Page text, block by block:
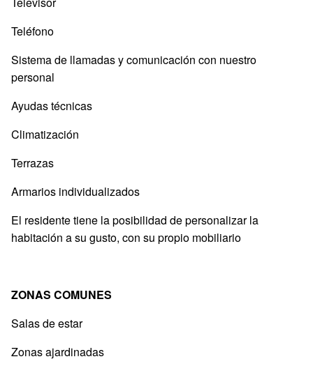
Teléfono
Sistema de llamadas y comunicación con nuestro
personal
Ayudas técnicas
Climatización
Terrazas
Armarios individualizados
El residente tiene la posibilidad de personalizar la
habitación a su gusto, con su propio mobiliario
ZONAS COMUNES
Salas de estar
Zonas ajardinadas